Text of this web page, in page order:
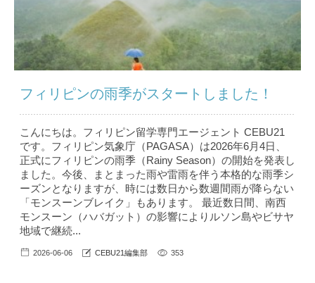
フィリピンの雨季がスタートしました！
こんにちは。フィリピン留学専門エージェント CEBU21
です。フィリピン気象庁（PAGASA）は2026年6月4日、
正式にフィリピンの雨季（Rainy Season）の開始を発表し
ました。今後、まとまった雨や雷雨を伴う本格的な雨季シ
ーズンとなりますが、時には数日から数週間雨が降らない
「モンスーンブレイク」もあります。 最近数日間、南西
モンスーン（ハバガット）の影響によりルソン島やビサヤ
地域で継続...
2026-06-06 CEBU21編集部 353